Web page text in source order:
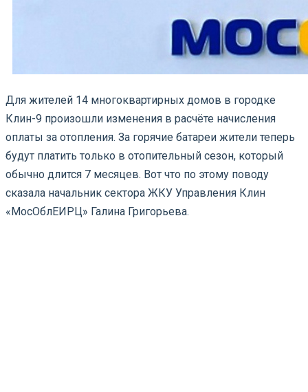
Для жителей 14 многоквартирных домов в городке
Клин-9 произошли изменения в расчёте начисления
оплаты за отопления. За горячие батареи жители теперь
будут платить только в отопительный сезон, который
обычно длится 7 месяцев. Вот что по этому поводу
сказала начальник сектора ЖКУ Управления Клин
«МосОблЕИРЦ» Галина Григорьева.